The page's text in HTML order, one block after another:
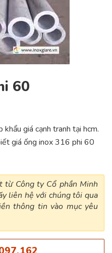
60
giá cạnh tranh tại hcm.
giá ống inox 316 phi 60
Công ty Cổ phần Minh
liên hệ với chúng tôi qua
thông tin vào mục yêu